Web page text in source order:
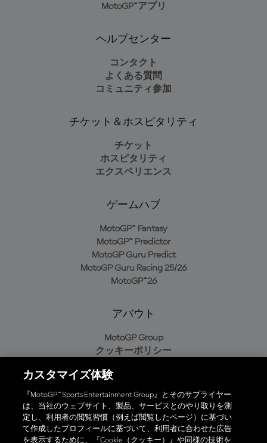
MotoGP™アプリ
ヘルプセンター
コンタクト
よくある質問
コミュニティ参加
チケット＆ホスピタリティ
チケット
ホスピタリティ
エクスペリエンス
ゲームハブ
MotoGP™ Fantasy
MotoGP™ Predictor
MotoGP Guru Predict
MotoGP Guru Racing 25/26
MotoGP™26
アバウト
MotoGP Group
クッキーポリシー
プライバシーポリシー
購入ポリシー
オフィシャルアプリ
カスタマイズ体験
『MotoGP™ Sports Entertainment Group』とそのサプライヤー
は、当社のウェブサイト、製品、サービスとのやり取りを測
定し、利用者の閲覧習慣（例えば閲覧したページ）に基づい
て作成したプロフィールに基づいて、利用者に合わせた広告
を表示するために、『Cookie（クッキー）』や同様の技術を